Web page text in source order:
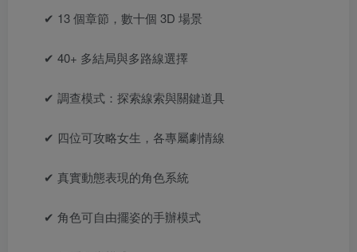
✔ 13 個章節，數十個 3D 場景
✔ 40+ 多結局與多路線選擇
✔ 調查模式：探索線索與關鍵道具
✔ 四位可攻略女生，各專屬劇情線
✔ 真實動態表現的角色系統
✔ 角色可自由擺姿的手辦模式